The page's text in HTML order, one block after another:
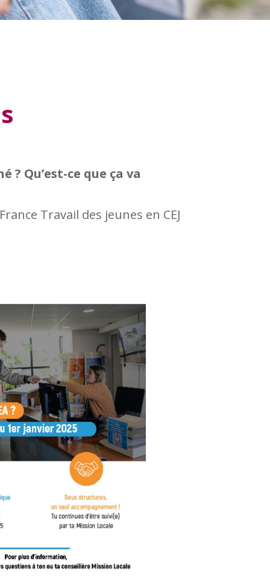
Qu’est-ce que ça va
Travail des jeunes en CEJ